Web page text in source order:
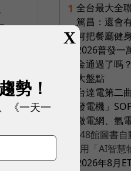
1 全台最大全
篤昌：還會
何把餐廳健
2026普發一
金通過了嗎
大盤點
台達電第二
發電機」
微電網、氫
48館圖書自
用「AI智慧
2026年8月
X
勢！
《一天一